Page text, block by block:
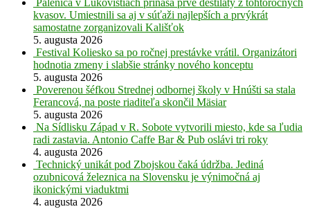
kvasov. Umiestnili sa aj v súťaži najlepších a prvýkrát
samostatne zorganizovali Kališťok
5. augusta 2026
Festival Koliesko sa po ročnej prestávke vrátil. Organizátori
hodnotia zmeny i slabšie stránky nového konceptu
5. augusta 2026
Poverenou šéfkou Strednej odbornej školy v Hnúšti sa stala
Ferancová, na poste riaditeľa skončil Mäsiar
5. augusta 2026
Na Sídlisku Západ v R. Sobote vytvorili miesto, kde sa ľudia
radi zastavia. Antonio Caffe Bar & Pub oslávi tri roky
4. augusta 2026
Technický unikát pod Zbojskou čaká údržba. Jediná
ozubnicová železnica na Slovensku je výnimočná aj
ikonickými viaduktmi
4. augusta 2026